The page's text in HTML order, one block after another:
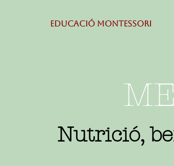
EDUCACIÓ MONTESSORI
Nutrició,